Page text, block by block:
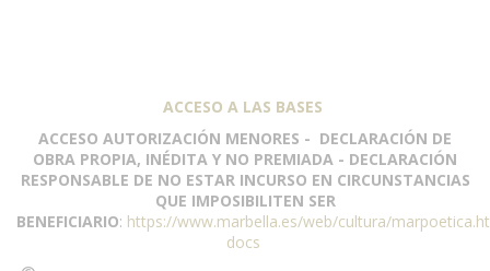
ACCESO A LAS BASES
ACCESO AUTORIZACIÓN MENORES - DECLARACIÓN DE
OBRA PROPIA, INÉDITA Y NO PREMIADA - DECLARACIÓN
RESPONSABLE DE NO ESTAR INCURSO EN CIRCUNSTANCIAS
QUE IMPOSIBILITEN SER
BENEFICIARIO: https://www.marbella.es/web/cultura/
docs